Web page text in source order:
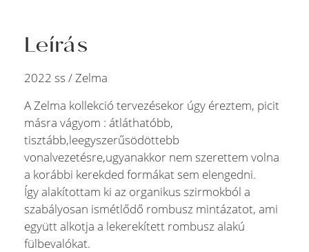
Leírás
2022 ss / Zelma
A Zelma kollekció tervezésekor úgy éreztem, picit
másra vágyom : átláthatóbb,
tisztább,leegyszerűsödöttebb
vonalvezetésre,ugyanakkor nem szerettem volna
a korábbi kerekded formákat sem elengedni.
Így alakítottam ki az organikus szirmokból a
szabályosan ismétlődő rombusz mintázatot, ami
együtt alkotja a lekerekített rombusz alakú
fülbevalókat.